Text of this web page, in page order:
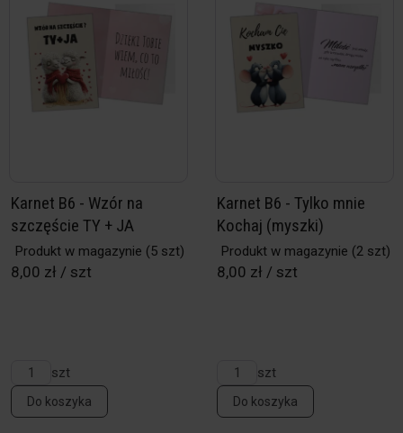
Karnet B6 - Wzór na
szczęście TY + JA
Produkt w magazynie (5 szt)
8,00 zł / szt
szt
Do koszyka
Karnet B6 - Tylko mnie
Kochaj (myszki)
Produkt w magazynie (2 szt)
8,00 zł / szt
szt
Do koszyka